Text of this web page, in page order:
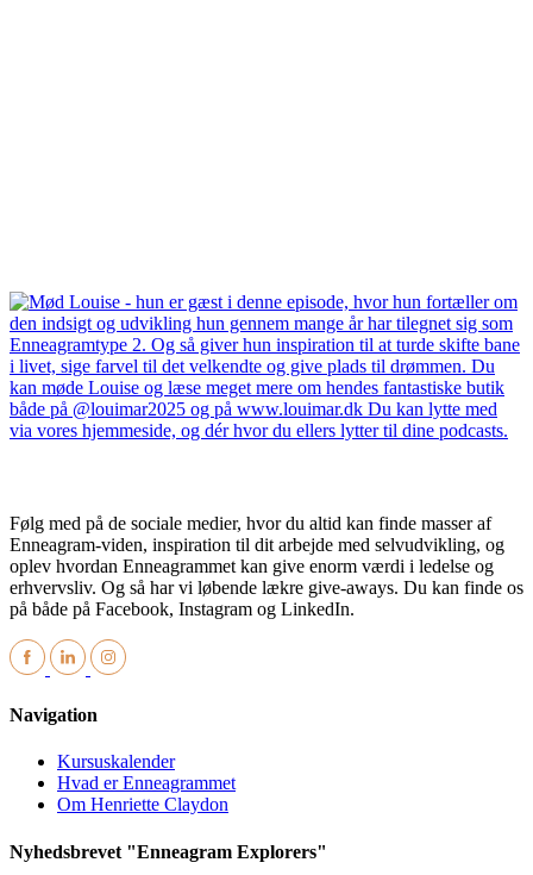
Følg med på de sociale medier, hvor du altid kan finde masser af
Enneagram-viden, inspiration til dit arbejde med selvudvikling, og
oplev hvordan Enneagrammet kan give enorm værdi i ledelse og
erhvervsliv. Og så har vi løbende lækre give-aways. Du kan finde os
på både på Facebook, Instagram og LinkedIn.
Navigation
Kursuskalender
Hvad er Enneagrammet
Om Henriette Claydon
Nyhedsbrevet "Enneagram Explorers"